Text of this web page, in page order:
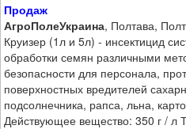
Продаж
АгроПолеУкраина, Полтава,
Круизер (1л и 5л) - инсектицид
обработки семян различными
безопасности для персонала,
поверхностных вредителей
подсолнечника, рапса, льна,
Действующее вещество: 350 г / л